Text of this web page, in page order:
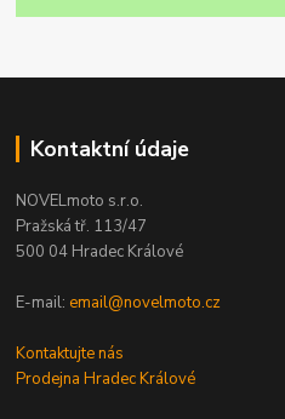
Kontaktní údaje
NOVELmoto s.r.o.
Pražská tř. 113/47
500 04 Hradec Králové
E-mail: email@novelmoto.cz
Kontaktujte nás
Prodejna Hradec Králové